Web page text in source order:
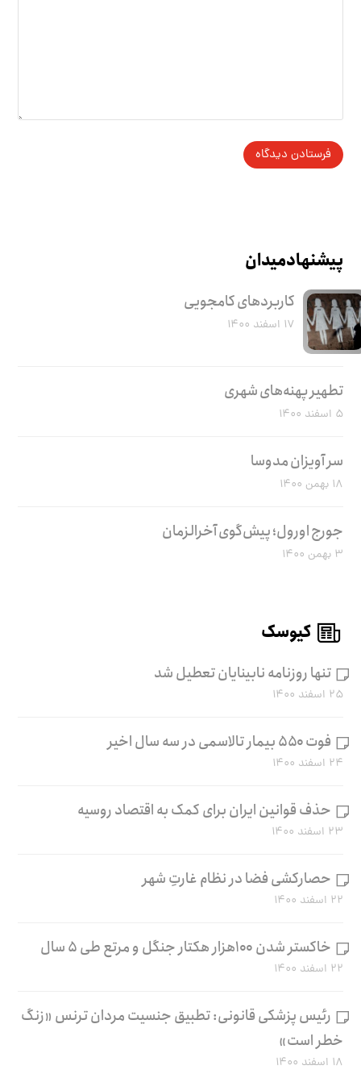
پیشنهاد میدان
کاربرد‌های کامجویی
۱۷ اسفند ۱۴۰۰
تطهیر پهنه‌های شهری
۵ اسفند ۱۴۰۰
سر آویزان مدوسا
۱۸ بهمن ۱۴۰۰
جورج اورول؛ پیش‌گوی آخرالزمان
۳ بهمن ۱۴۰۰
کیوسک
تنها روزنامه نابینایان تعطیل شد
۲۵ اسفند ۱۴۰۰
فوت ۵۵۰ بیمار تالاسمی در سه سال اخیر
۲۴ اسفند ۱۴۰۰
حذف قوانین ایران برای کمک به اقتصاد روسیه
۲۳ اسفند ۱۴۰۰
حصارکشی فضا در نظام غارتِ شهر
۲۲ اسفند ۱۴۰۰
خاکستر شدن ۱۰۰هزار هکتار جنگل و مرتع طی ۵ سال
۲۲ اسفند ۱۴۰۰
رئیس پزشکی قانونی: تطبیق جنسیت مردان ترنس «زنگ
خطر است»
۱۸ اسفند ۱۴۰۰